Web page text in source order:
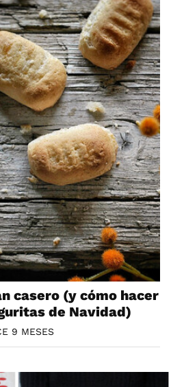
casero (y cómo hacer
de Navidad)
9 MESES